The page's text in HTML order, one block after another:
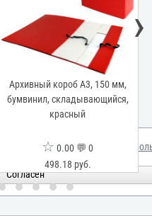
Архивный короб А3, 150 мм,
бумвинил, складывающийся,
красный
☆ 0.00 💬 0
498.18 руб.
›
вашего опыта. Узнать
Согласен